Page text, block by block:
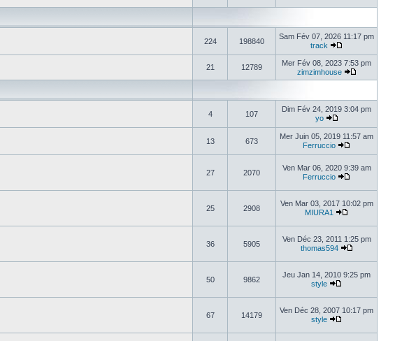
224 198840
Sam Fév 07, 2026 11:17 pm
track
21 12789
Mer Fév 08, 2023 7:53 pm
zimzimhouse
4 107
Dim Fév 24, 2019 3:04 pm
yo
13 673
Mer Juin 05, 2019 11:57 am
Ferruccio
27 2070
Ven Mar 06, 2020 9:39 am
Ferruccio
25 2908
Ven Mar 03, 2017 10:02 pm
MIURA1
36 5905
Ven Déc 23, 2011 1:25 pm
thomas594
50 9862
Jeu Jan 14, 2010 9:25 pm
style
67 14179
Ven Déc 28, 2007 10:17 pm
style